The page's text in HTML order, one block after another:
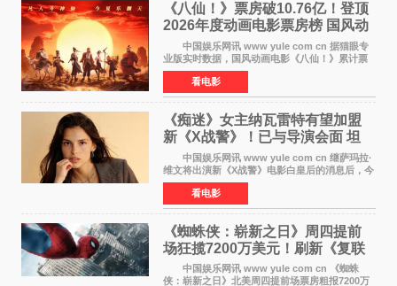
《八仙！》票房破10.76亿！登顶
2026年度动画电影票房榜 国风动
画逆袭暑期档
中国娱乐网讯 www yule com cn 据猫眼专
业版实时数据，国风动画电影《八仙！》累计票
房突破10 76亿元，超过《熊出没·年年有熊》，
暂列2026年度动画影片票房榜冠军。该片自暑期
档登陆院线以
看电影
《痴迷》女主纳瓦雷特有望加盟
新《X战警》！已与导演会面 坦
言“魔形女一直很酷”
中国娱乐网讯 www yule com cn 继萨玛拉·
维文将出演新《X战警》电影白皇后的消息后，今
年暑期档大热恐怖片《痴迷》女主角印达·纳瓦雷
特也有望加盟这部备受瞩目的漫威新作——目前
还处于有
看电影
《蜘蛛侠：崭新之日》周四提前
场狂揽7200万美元！刷新《复联
4》保持影史纪录
中国娱乐网讯 www yule com cn 《蜘蛛
侠：崭新之日》北美周四提前场票房粗报7200万